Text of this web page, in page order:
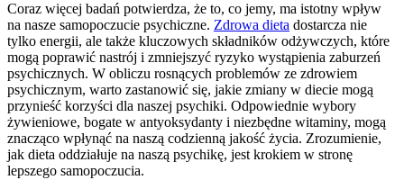
Coraz więcej badań potwierdza, że to, co jemy, ma istotny wpływ
na nasze samopoczucie psychiczne. Zdrowa dieta dostarcza nie
tylko energii, ale także kluczowych składników odżywczych, które
mogą poprawić nastrój i zmniejszyć ryzyko wystąpienia zaburzeń
psychicznych. W obliczu rosnących problemów ze zdrowiem
psychicznym, warto zastanowić się, jakie zmiany w diecie mogą
przynieść korzyści dla naszej psychiki. Odpowiednie wybory
żywieniowe, bogate w antyoksydanty i niezbędne witaminy, mogą
znacząco wpłynąć na naszą codzienną jakość życia. Zrozumienie,
jak dieta oddziałuje na naszą psychikę, jest krokiem w stronę
lepszego samopoczucia.